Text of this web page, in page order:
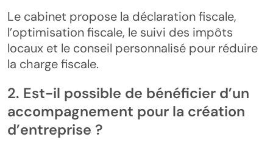
Le cabinet propose la déclaration fiscale,
l’optimisation fiscale, le suivi des impôts
locaux et le conseil personnalisé pour réduire
la charge fiscale.
2. Est-il possible de bénéficier d’un
accompagnement pour la création
d’entreprise ?